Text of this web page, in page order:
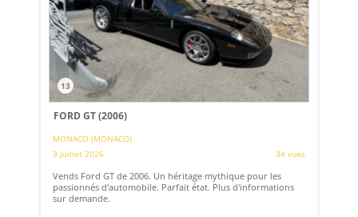
13
FORD GT (2006)
MONACO (MONACO)
3 juillet 2026
34 vues
Vends Ford GT de 2006. Un héritage mythique pour les
passionnés d'automobile. Parfait état. Plus d'informations
sur demande.